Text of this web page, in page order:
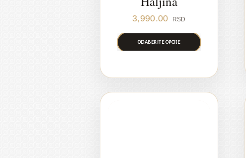
3,990.00 RSD
ODABERITE OPCIJE